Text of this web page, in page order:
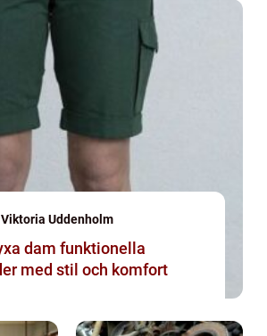
Viktoria Uddenholm
funktionella
med stil och komfort